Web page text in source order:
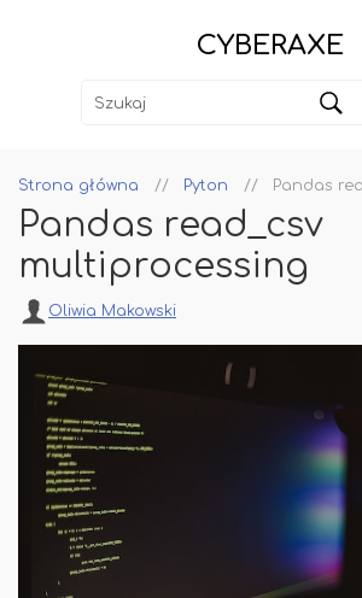
CYBERAXE
Strona główna Pyton Pandas
Pandas read_csv
multiprocessing
Oliwia Makowski